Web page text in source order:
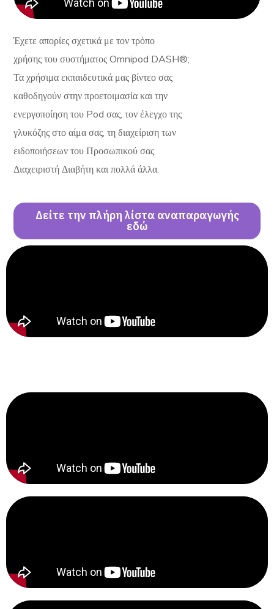
Έχετε απορίες σχετικά με τον τρόπο
χρήσης του συστήματος Omnipod DASH®;
Τα χρήσιμα εκπαιδευτικά μας βίντεο σας
καθοδηγούν στην προετοιμασία και την
ενεργοποίηση του Pod σας, τον έλεγχο της
γλυκόζης στο αίμα σας, τη διαχείριση των
ειδοποιήσεων του Προσωπικού σας
Διαχειριστή Διαβήτη και πολλά άλλα.
Δείτε την πλήρη λίστα αναπαραγωγής
εδώ